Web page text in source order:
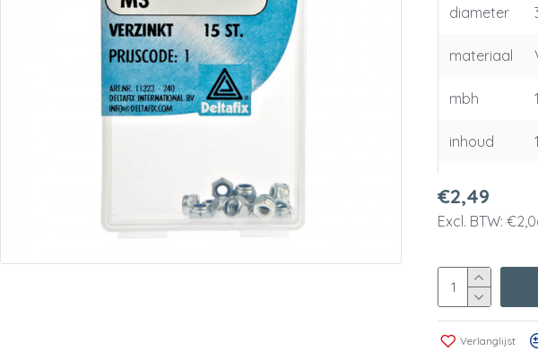
diameter
materiaal
mbh
inhoud
€2,49
Excl. BTW:
Verlanglijst